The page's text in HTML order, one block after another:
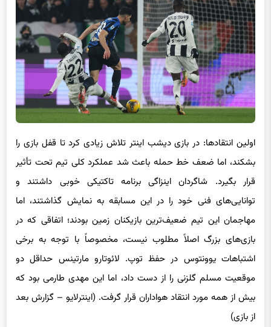
اولین انتقادها: در بازی دیشب اینتر تلاش زیادی کرد تا قفل بازی را
بشکند، اما ضعف خط حمله باعث شد عملکرد کلی تیم تحت تأثیر
قرار بگیرد. شاگردان اینزاگی برنامه تاکتیکی خوبی داشتند و
توانایی‌های فنی خود را در این مسابقه به نمایش گذاشتند، اما
مهاجمان این تیم ضعیف‌ترین بازیکنان زمین بودند؛ اتفاقی که در
بازی‌های بزرگ اصلاً مطلوب نیست، مخصوصاً با توجه به برخی
اشتباهات یوونتوس در حفظ توپ. لائوتارو مارتینس حداقل دو
موقعیت مسلم گلزنی را از دست داد، اما این مهدی طارمی بود که
بیش از همه مورد انتقاد هواداران قرار گرفت. (اینترلایو – گزارش بعد
از بازی)